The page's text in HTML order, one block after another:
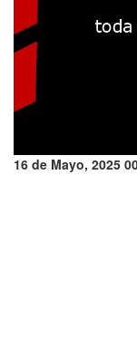
16 de Mayo, 2025